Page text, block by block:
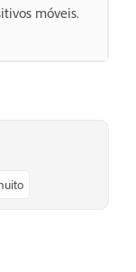
móveis.